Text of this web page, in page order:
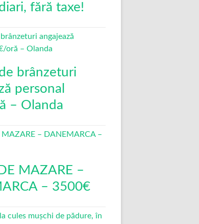
fără taxe!
brânzeturi
personal
– Olanda
MAZARE –
– 3500€